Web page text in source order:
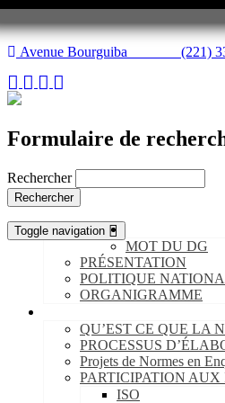
Avenue Bourguiba (221) 33
Formulaire de
Rechercher
Rechercher
Toggle navigation
MOT DU DG
PRÉSENTATION
POLITIQUE
ORGANIGRAMME
QU’EST CE QUE LA
PROCESSUS
Projets de Normes en
PARTICIPATION
ISO